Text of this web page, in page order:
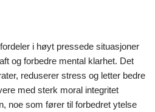
i høyt pressede situasjoner
og forbedre mental klarhet. Det
reduserer stress og letter bedre
med sterk moral integritet
noe som fører til forbedret ytelse